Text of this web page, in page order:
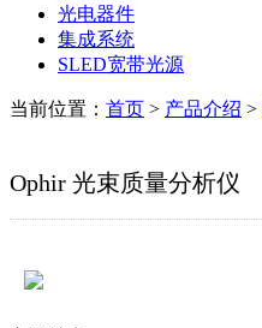
光电器件
集成系统
SLED宽带光源
当前位置： 首页 > 产品介绍 >
Ophir 光束质量分析仪